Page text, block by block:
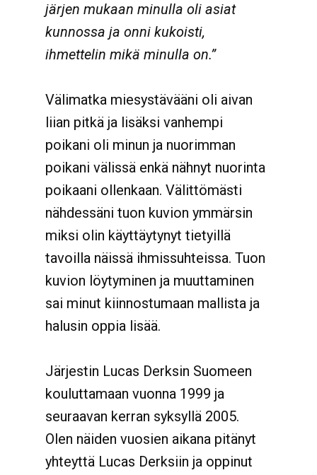
järjen mukaan minulla oli asiat
kunnossa ja onni kukoisti,
ihmettelin mikä minulla on.”
Välimatka miesystävääni oli aivan
liian pitkä ja lisäksi vanhempi
poikani oli minun ja nuorimman
poikani välissä enkä nähnyt nuorinta
poikaani ollenkaan. Välittömästi
nähdessäni tuon kuvion ymmärsin
miksi olin käyttäytynyt tietyillä
tavoilla näissä ihmissuhteissa. Tuon
kuvion löytyminen ja muuttaminen
sai minut kiinnostumaan mallista ja
halusin oppia lisää.
Järjestin Lucas Derksin Suomeen
kouluttamaan vuonna 1999 ja
seuraavan kerran syksyllä 2005.
Olen näiden vuosien aikana pitänyt
yhteyttä Lucas Derksiin ja oppinut